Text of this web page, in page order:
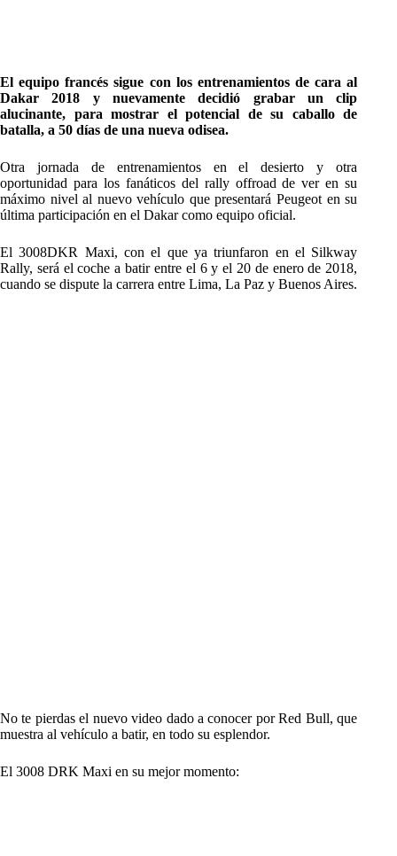
El equipo francés sigue con los entrenamientos de cara al
Dakar 2018 y nuevamente decidió grabar un clip
alucinante, para mostrar el potencial de su caballo de
batalla, a 50 días de una nueva odisea.
Otra jornada de entrenamientos en el desierto y otra
oportunidad para los fanáticos del rally offroad de ver en su
máximo nivel al nuevo vehículo que presentará Peugeot en su
última participación en el Dakar como equipo oficial.
El 3008DKR Maxi, con el que ya triunfaron en el Silkway
Rally, será el coche a batir entre el 6 y el 20 de enero de 2018,
cuando se dispute la carrera entre Lima, La Paz y Buenos Aires.
No te pierdas el nuevo video dado a conocer por Red Bull, que
muestra al vehículo a batir, en todo su esplendor.
El 3008 DRK Maxi en su mejor momento: